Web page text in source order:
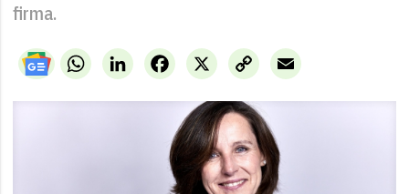
firma.
WhatsAppLinkedIn X
Facebook
Copy
Link
Email